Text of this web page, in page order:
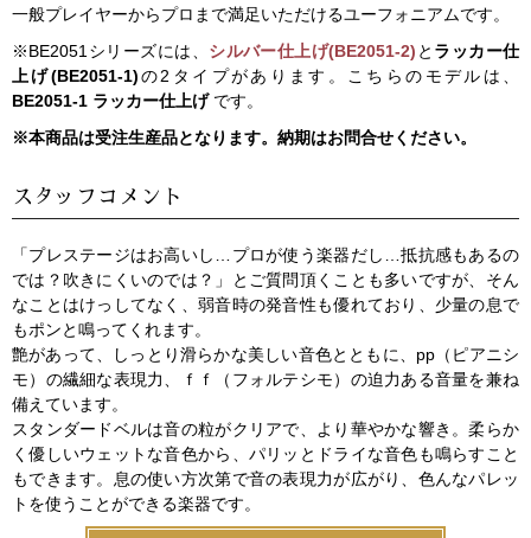
一般プレイヤーからプロまで満足いただけるユーフォニアムです。
※BE2051シリーズには、 シルバー仕上げ(BE2051-2) と ラッカー仕
上げ(BE2051-1)の2タイプがあります。こちらのモデルは、
BE2051-1 ラッカー仕上げです。
※本商品は受注生産品となります。納期はお問合せください。
スタッフコメント
「プレステージはお高いし…プロが使う楽器だし…抵抗感もあるの
では？吹きにくいのでは？」とご質問頂くことも多いですが、そん
なことはけっしてなく、弱音時の発音性も優れており、少量の息で
もポンと鳴ってくれます。
艶があって、しっとり滑らかな美しい音色とともに、pp（ピアニシ
モ）の繊細な表現力、ｆｆ（フォルテシモ）の迫力ある音量を兼ね
備えています。
スタンダードベルは音の粒がクリアで、より華やかな響き。柔らか
く優しいウェットな音色から、パリッとドライな音色も鳴らすこと
もできます。息の使い方次第で音の表現力が広がり、色んなパレッ
トを使うことができる楽器です。